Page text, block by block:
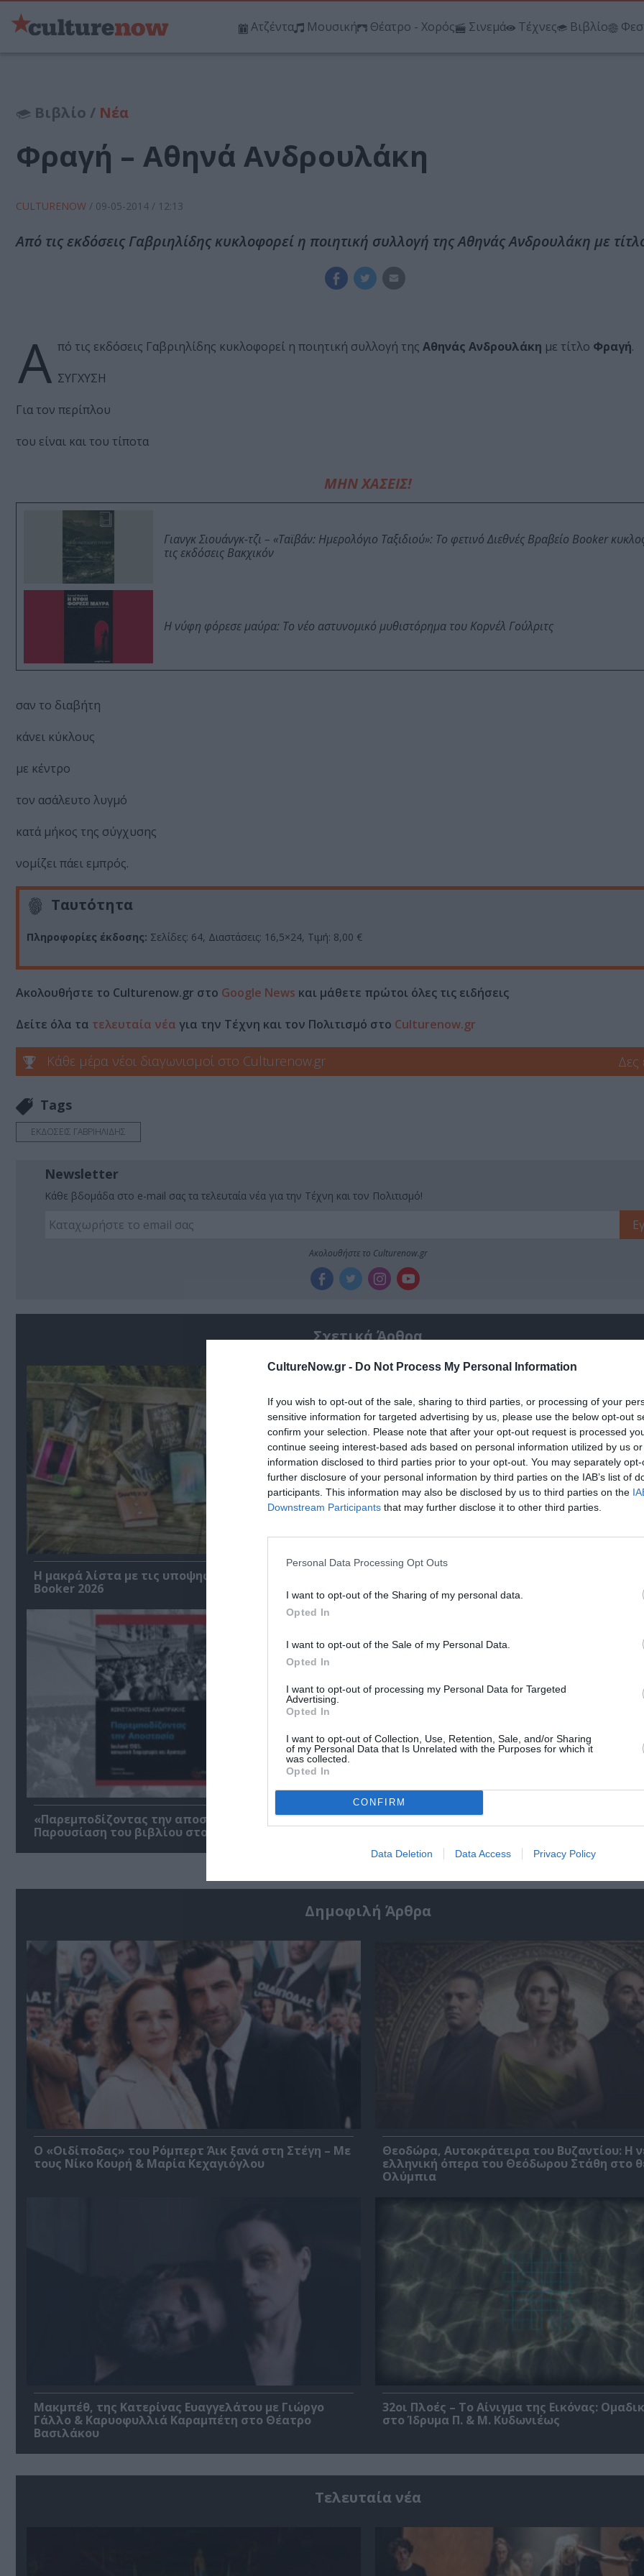
CultureNow.gr - Do Not Process My Personal Information
If you wish to opt-out of the sale, sharing to third parties, or processing of your
sensitive information for targeted advertising by us, please use the below opt-out
confirm your selection. Please note that after your opt-out request is processed
continue seeing interest-based ads based on personal information utilized by us
information disclosed to third parties prior to your opt-out. You may separately
further disclosure of your personal information by third parties on the IAB’s list of
participants. This information may also be disclosed by us to third parties on the
Downstream Participants that may further disclose it to other third parties.
Personal Data Processing Opt Outs
I want to opt-out of the Sharing of my personal data.
Opted In
I want to opt-out of the Sale of my Personal Data.
Opted In
I want to opt-out of processing my Personal Data for Targeted
Advertising.
Opted In
I want to opt-out of Collection, Use, Retention, Sale, and/or Sharing
of my Personal Data that Is Unrelated with the Purposes for which it
was collected.
Opted In
CONFIRM
Data Deletion Data Access Privacy Policy
Ατζέντα Μουσική Θέατρο - Χορός Σινεμά Τέχνες Βιβλίο
Βιβλίο / Νέα
Φραγή – Αθηνά Ανδρουλάκη
CULTURENOW / 09-05-2014 / 12:13
Από τις εκδόσεις Γαβριηλίδης κυκλοφορεί η ποιητική συλλογή της Αθηνάς Ανδρουλάκη με
Α πό τις εκδόσεις Γαβριηλίδης κυκλοφορεί η ποιητική συλλογή της Αθηνάς Ανδρουλάκη με τίτλο Φραγή.
ΣΥΓΧΥΣΗ
Για τον περίπλου
του είναι και του τίποτα
ΜΗΝ ΧΑΣΕΙΣ!
Γιανγκ Σιουάνγκ-τζι – «Ταϊβάν: Ημερολόγιο Ταξιδιού»: Το φετινό Διεθνές Βραβείο Booker
τις εκδόσεις Βακχικόν
Η νύφη φόρεσε μαύρα: Το νέο αστυνομικό μυθιστόρημα του Κορνέλ Γούλριτς
σαν το διαβήτη
κάνει κύκλους
με κέντρο
τον ασάλευτο λυγμό
κατά μήκος της σύγχυσης
νομίζει πάει εμπρός.
Ταυτότητα
Πληροφορίες έκδοσης: Σελίδες: 64, Διαστάσεις: 16,5×24, Τιμή: 8,00 €
Ακολουθήστε το Culturenow.gr στο Google News και μάθετε πρώτοι όλες τις ειδήσεις
Δείτε όλα τα τελευταία νέα για την Τέχνη και τον Πολιτισμό στο Culturenow.gr
Κάθε μέρα νέοι διαγωνισμοί στο Culturenow.gr Δες
Tags
ΕΚΔΟΣΕΙΣ ΓΑΒΡΙΗΛΙΔΗΣ
Newsletter
Κάθε βδομάδα στο e-mail σας τα τελευταία νέα για την Τέχνη και τον Πολιτισμό!
Ακολουθήστε το Culturenow.gr
Σχετικά Άρθρα
Η μακρά λίστα με τις υποψηφιότητες για το Βραβείο
Booker 2026
«Παρεμποδίζοντας την αποστασία, Ιουλιανά 1965»:
Παρουσίαση του βιβλίου στο Μεταξουργείο
Σπύρος Κακατσάκης – Ανακρίνοντας το
Παρουσίαση του βιβλίου στα Public
Δημοφιλή Άρθρα
O «Οιδίποδας» του Ρόμπερτ Άικ ξανά στη Στέγη – Με
τους Νίκο Κουρή & Μαρία Κεχαγιόγλου
Θεοδώρα, Αυτοκράτειρα του Βυζαντίου: Η
ελληνική όπερα του Θεόδωρου Στάθη στο
Ολύμπια
Μακμπέθ, της Κατερίνας Ευαγγελάτου με Γιώργο
Γάλλο & Καρυοφυλλιά Καραμπέτη στο Θέατρο
Βασιλάκου
32οι Πλοές – Το Αίνιγμα της Εικόνας:
στο Ίδρυμα Π. & Μ. Κυδωνιέως
Τελευταία νέα